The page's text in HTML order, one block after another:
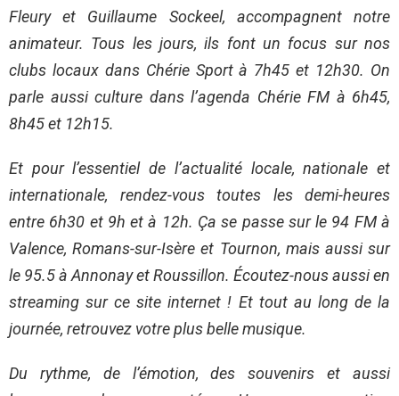
Fleury et Guillaume Sockeel, accompagnent notre
animateur. Tous les jours, ils font un focus sur nos
clubs locaux dans Chérie Sport à 7h45 et 12h30. On
parle aussi culture dans l’agenda Chérie FM à 6h45,
8h45 et 12h15.
Et pour l’essentiel de l’actualité locale, nationale et
internationale, rendez-vous toutes les demi-heures
entre 6h30 et 9h et à 12h. Ça se passe sur le 94 FM à
Valence, Romans-sur-Isère et Tournon, mais aussi sur
le 95.5 à Annonay et Roussillon. Écoutez-nous aussi en
streaming sur ce site internet ! Et tout au long de la
journée, retrouvez votre plus belle musique.
Du rythme, de l’émotion, des souvenirs et aussi